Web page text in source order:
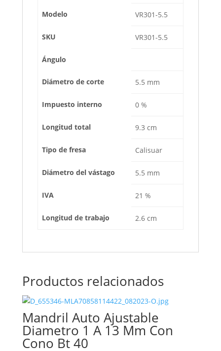
Modelo VR301-5.5
SKU VR301-5.5
Ángulo
Diámetro de corte 5.5 mm
Impuesto interno 0 %
Longitud total 9.3 cm
Tipo de fresa Calisuar
Diámetro del vástago 5.5 mm
IVA 21 %
Longitud de trabajo 2.6 cm
Productos relacionados
Mandril Auto Ajustable
Diametro 1 A 13 Mm Con
Cono Bt 40